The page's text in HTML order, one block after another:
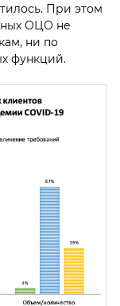
При этом
ОЦО не
ни по
функций.